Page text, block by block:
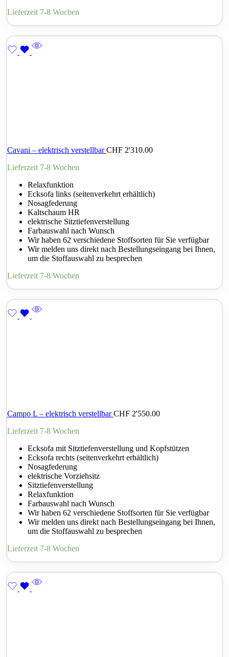
Lieferzeit 7-8 Wochen
Cavani – elektrisch verstellbarCHF 2'310.00
Lieferzeit 7-8 Wochen
Relaxfunktion
Ecksofa links (seitenverkehrt erhältlich)
Nosagfederung
Kaltschaum HR
elektrische Sitztiefenverstellung
Farbauswahl nach Wunsch
Wir haben 62 verschiedene Stoffsorten für Sie verfügbar
Wir melden uns direkt nach Bestellungseingang bei Ihnen,
um die Stoffauswahl zu besprechen
Lieferzeit 7-8 Wochen
Campo L – elektrisch verstellbarCHF 2'550.00
Lieferzeit 7-8 Wochen
Ecksofa mit Sitztiefenverstellung und Kopfstützen
Ecksofa rechts (seitenverkehrt erhältlich)
Nosagfederung
elektrische Vorziehsitz
Sitztiefenverstellung
Relaxfunktion
Farbauswahl nach Wunsch
Wir haben 62 verschiedene Stoffsorten für Sie verfügbar
Wir melden uns direkt nach Bestellungseingang bei Ihnen,
um die Stoffauswahl zu besprechen
Lieferzeit 7-8 Wochen